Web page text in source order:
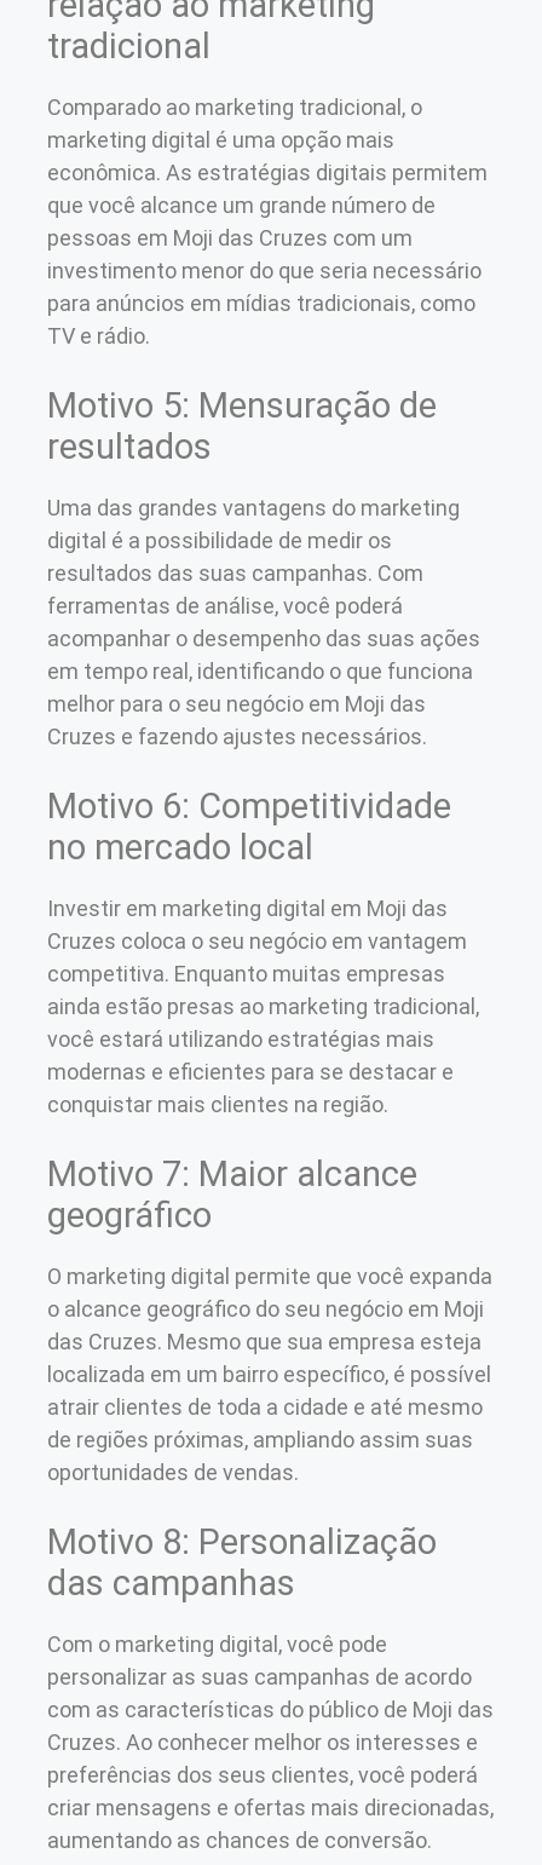
tradicional
Comparado ao marketing tradicional, o
marketing digital é uma opção mais
econômica. As estratégias digitais permitem
que você alcance um grande número de
pessoas em Moji das Cruzes com um
investimento menor do que seria necessário
para anúncios em mídias tradicionais, como
TV e rádio.
Motivo 5: Mensuração de
resultados
Uma das grandes vantagens do marketing
digital é a possibilidade de medir os
resultados das suas campanhas. Com
ferramentas de análise, você poderá
acompanhar o desempenho das suas ações
em tempo real, identificando o que funciona
melhor para o seu negócio em Moji das
Cruzes e fazendo ajustes necessários.
Motivo 6: Competitividade
no mercado local
Investir em marketing digital em Moji das
Cruzes coloca o seu negócio em vantagem
competitiva. Enquanto muitas empresas
ainda estão presas ao marketing tradicional,
você estará utilizando estratégias mais
modernas e eficientes para se destacar e
conquistar mais clientes na região.
Motivo 7: Maior alcance
geográfico
O marketing digital permite que você expanda
o alcance geográfico do seu negócio em Moji
das Cruzes. Mesmo que sua empresa esteja
localizada em um bairro específico, é possível
atrair clientes de toda a cidade e até mesmo
de regiões próximas, ampliando assim suas
oportunidades de vendas.
Motivo 8: Personalização
das campanhas
Com o marketing digital, você pode
personalizar as suas campanhas de acordo
com as características do público de Moji das
Cruzes. Ao conhecer melhor os interesses e
preferências dos seus clientes, você poderá
criar mensagens e ofertas mais direcionadas,
aumentando as chances de conversão.